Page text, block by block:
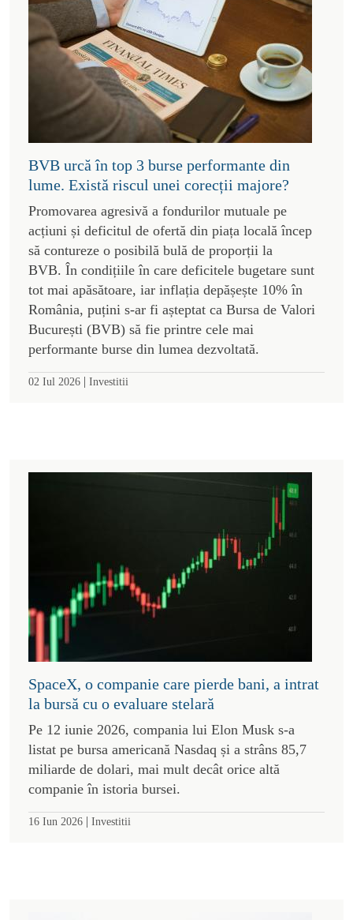
BVB urcă în top 3 burse performante din
lume. Există riscul unei corecții majore?
Promovarea agresivă a fondurilor mutuale pe
acțiuni și deficitul de ofertă din piața locală încep
să contureze o posibilă bulă de proporții la
BVB. În condițiile în care deficitele bugetare sunt
tot mai apăsătoare, iar inflația depășește 10% în
România, puțini s-ar fi așteptat ca Bursa de Valori
București (BVB) să fie printre cele mai
performante burse din lumea dezvoltată.
02 Iul 2026 | Investitii
SpaceX, o companie care pierde bani, a intrat
la bursă cu o evaluare stelară
Pe 12 iunie 2026, compania lui Elon Musk s-a
listat pe bursa americană Nasdaq și a strâns 85,7
miliarde de dolari, mai mult decât orice altă
companie în istoria bursei.
16 Iun 2026 | Investitii